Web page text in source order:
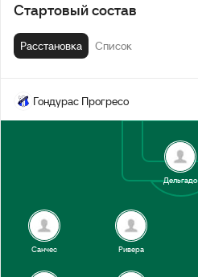
Стартовый состав
Расстановка Список
Гондурас Прогресо
Дельгадо
Санчес Ривера